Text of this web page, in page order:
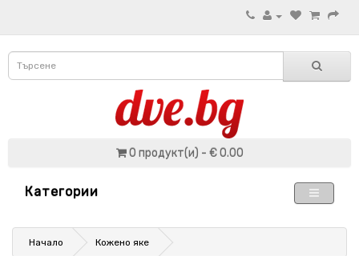
0 продукт(и) - € 0.00
Категории
Начало Кожено яке